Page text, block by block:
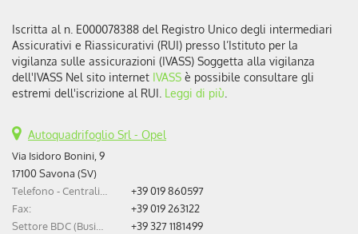
Iscritta al n. E000078388 del Registro Unico degli intermediari
Assicurativi e Riassicurativi (RUI) presso l’Istituto per la
vigilanza sulle assicurazioni (IVASS) Soggetta alla vigilanza
dell'IVASS Nel sito internet IVASS è possibile consultare gli
estremi dell'iscrizione al RUI. Leggi di più
Autoquadrifoglio Srl - Opel
Via Isidoro Bonini, 9
17100 Savona (SV)
+39 019 860597
Fax:
+39 019 263122
+39 327 1181499